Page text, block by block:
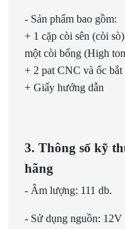
- Sản phẩm bao gồm:
+ 1 cặp còi sên (còi
một còi bổng (High
+ 2 pat CNC và ốc bắt
+ Giấy hướng dẫn
3. Thông số kỹ
hãng
- Âm lượng: 111 db.
- Sử dụng nguồn: 12V